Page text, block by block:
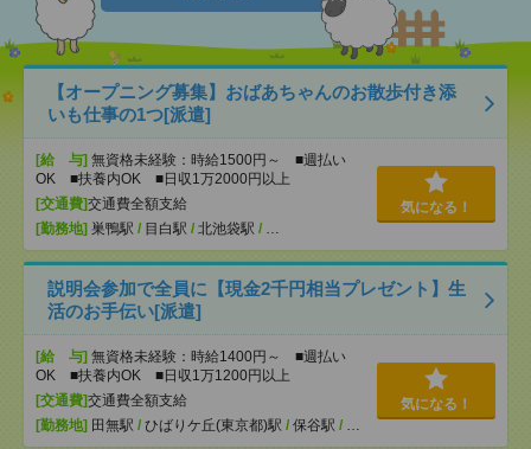
【オープニング募集】おばあちゃんのお散歩付き添
いも仕事の1つ[派遣]
[給 与] 無資格未経験：時給1500円～ ■週払い
OK ■扶養内OK ■日収1万2000円以上
[交通費]交通費全額支給
[勤務地] 巣鴨駅 / 目白駅 / 北池袋駅 / …
気になる！
説明会参加で全員に【現金2千円相当プレゼント】生
活のお手伝い[派遣]
[給 与] 無資格未経験：時給1400円～ ■週払い
OK ■扶養内OK ■日収1万1200円以上
[交通費]交通費全額支給
[勤務地] 田無駅 / ひばりケ丘(東京都)駅 / 保谷駅 / …
気になる！